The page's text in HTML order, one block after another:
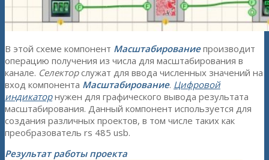
В этой схеме компонент Масштабирование производит
операцию получения из числа для масштабирования в
канале. Селекторслужат для ввода численных значений на
вход компонента Масштабирование. Цифровой
индикаторнужен для графического вывода результата
масштабирования. Данный компонент используется для
создания различных проектов, в том числе таких как
преобразователь rs 485 usb.
Результат работы проекта